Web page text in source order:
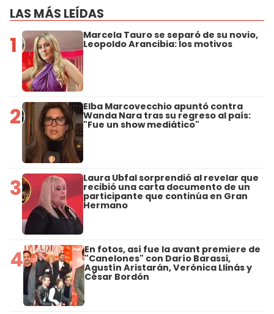
LAS MÁS LEÍDAS
1 Marcela Tauro se separó de su novio,
Leopoldo Arancibia: los motivos
2 Elba Marcovecchio apuntó contra
Wanda Nara tras su regreso al país:
"Fue un show mediático"
3 Laura Ubfal sorprendió al revelar que
recibió una carta documento de un
participante que continúa en Gran
Hermano
4 En fotos, así fue la avant premiere de
"Canelones" con Darío Barassi,
Agustín Aristarán, Verónica Llinás y
César Bordón